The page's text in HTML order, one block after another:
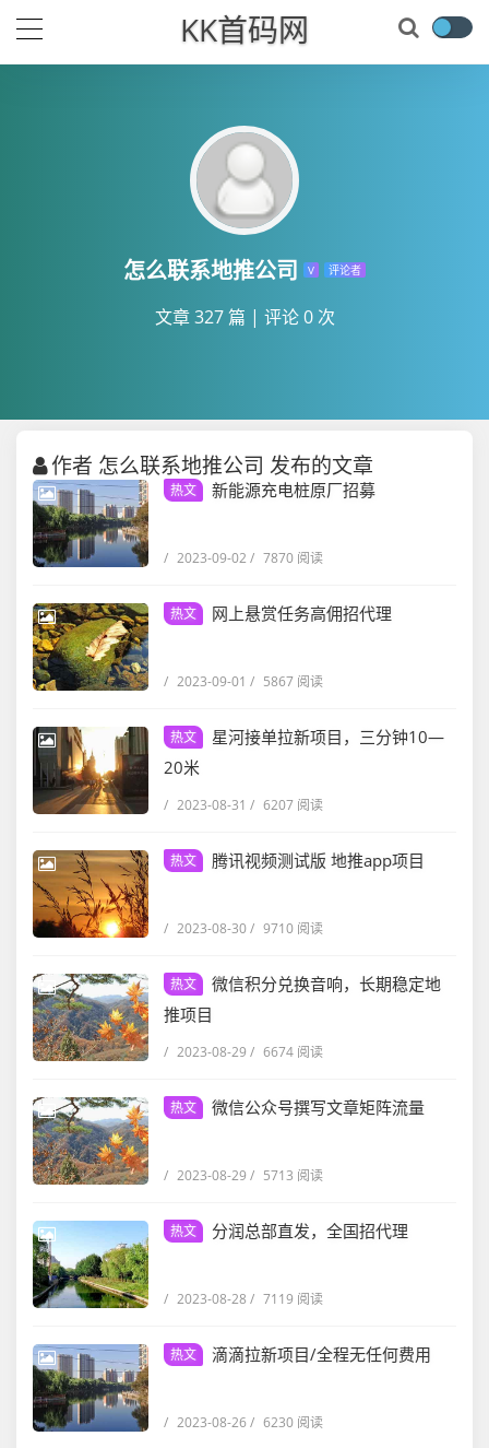
KK首码网
怎么联系地推公司 V 评论者
文章 327 篇 | 评论 0 次
作者 怎么联系地推公司 发布的文章
热文 新能源充电桩原厂招募
/ 2023-09-02 / 7870 阅读
热文 网上悬赏任务高佣招代理
/ 2023-09-01 / 5867 阅读
热文
星河接单拉新项目，三分钟10—
20米
/ 2023-08-31 / 6207 阅读
热文 腾讯视频测试版 地推app项目
/ 2023-08-30/ 9710 阅读
热文
微信积分兑换音响，长期稳定地
推项目
/ 2023-08-29 / 6674 阅读
热文 微信公众号撰写文章矩阵流量
/ 2023-08-29 / 5713 阅读
热文 分润总部直发，全国招代理
/ 2023-08-28 / 7119 阅读
热文 滴滴拉新项目/全程无任何费用
/ 2023-08-26/ 6230 阅读